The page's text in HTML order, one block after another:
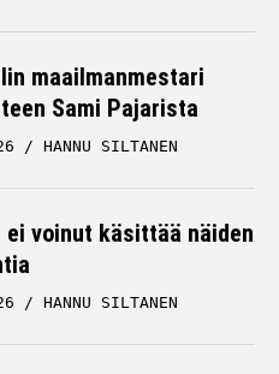
maailmanmestari
Sami Pajarista
HANNU SILTANEN
ei voinut käsittää näiden
HANNU SILTANEN